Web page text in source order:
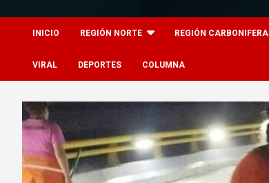
INICIO REGIÓN NORTE REGIÓN CARBONIFERA
VIRAL DEPORTES COLUMNA